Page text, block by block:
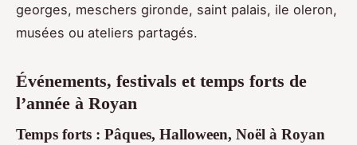
georges, meschers gironde, saint palais, ile oleron,
musées ou ateliers partagés.
Événements, festivals et temps forts de
l’année à Royan
Temps forts : Pâques, Halloween, Noël à Royan